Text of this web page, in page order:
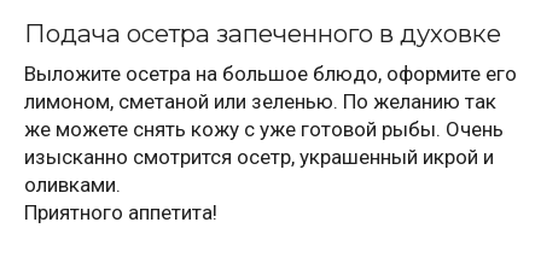
Подача осетра запеченного в духовке
Выложите осетра на большое блюдо, оформите его
лимоном, сметаной или зеленью. По желанию так
же можете снять кожу с уже готовой рыбы. Очень
изысканно смотрится осетр, украшенный икрой и
оливками.
Приятного аппетита!